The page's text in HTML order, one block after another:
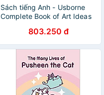
Sách tiếng Anh - Usborne
Complete Book of Art Ideas
803.250 đ